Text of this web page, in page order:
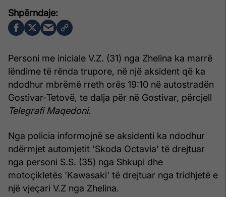
Personi me iniciale V.Z. (31) nga Zhelina ka marrë
lëndime të rënda trupore, në një aksident që ka
ndodhur mbrëmë rreth orës 19:10 në autostradën
Gostivar-Tetovë, te dalja për në Gostivar, përcjell
Telegrafi Maqedoni.
Nga policia informojnë se aksidenti ka ndodhur
ndërmjet automjetit 'Skoda Octavia' të drejtuar
nga personi S.S. (35) nga Shkupi dhe
motoçikletës 'Kawasaki' të drejtuar nga tridhjetë e
një vjeçari V.Z nga Zhelina.